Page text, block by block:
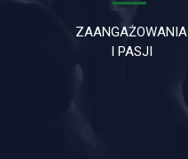
ZAANGAŻOWANIA
I PASJI